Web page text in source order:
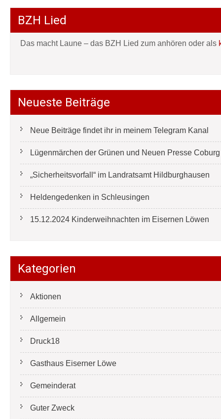
BZH Lied
Das macht Laune – das BZH Lied zum anhören oder als
Neueste Beiträge
Neue Beiträge findet ihr in meinem Telegram Kanal
Lügenmärchen der Grünen und Neuen Presse
„Sicherheitsvorfall“ im Landratsamt Hildburghausen
Heldengedenken in Schleusingen
15.12.2024 Kinderweihnachten im Eisernen Löwen
Kategorien
Aktionen
Allgemein
Druck18
Gasthaus Eiserner Löwe
Gemeinderat
Guter Zweck